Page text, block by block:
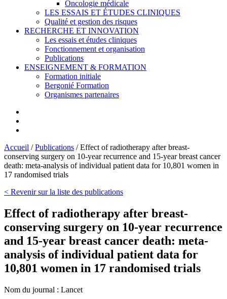
Oncologie médicale
LES ESSAIS ET ÉTUDES CLINIQUES
Qualité et gestion des risques
RECHERCHE ET INNOVATION
Les essais et études cliniques
Fonctionnement et organisation
Publications
ENSEIGNEMENT & FORMATION
Formation initiale
Bergonié Formation
Organismes partenaires
Accueil /Publications /Effect of radiotherapy after breast-
conserving surgery on 10-year recurrence and 15-year breast cancer
death: meta-analysis of individual patient data for 10,801 women in
17 randomised trials
< Revenir sur la liste des publications
Effect of radiotherapy after breast-
conserving surgery on 10-year recurrence
and 15-year breast cancer death: meta-
analysis of individual patient data for
10,801 women in 17 randomised trials
Nom du journal : Lancet